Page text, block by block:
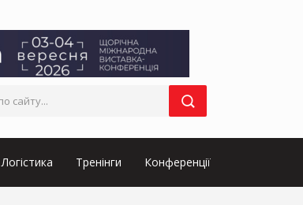
Логістика Тренінги Конференції